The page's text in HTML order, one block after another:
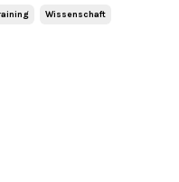
Wissenschaft